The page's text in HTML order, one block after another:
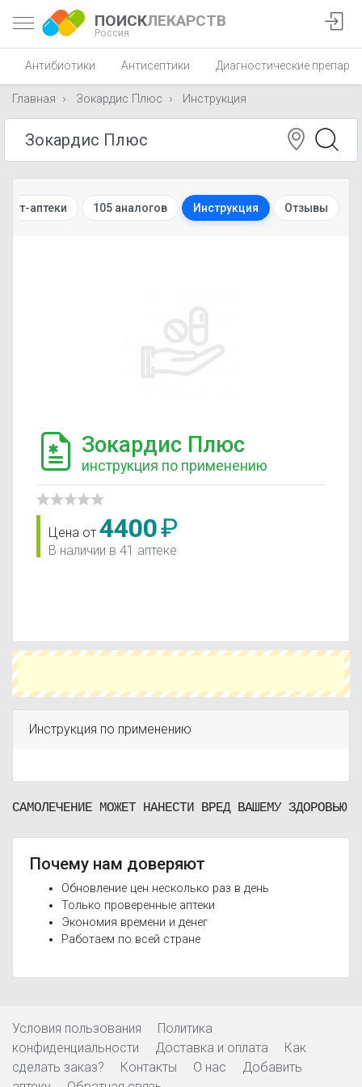
ПОИСКЛЕКАРСТВ
Россия
Антибиотики Антисептики Диагностические
Главная Зокардис Плюс Инструкция
аптеки 105 аналогов Инструкция Отзывы
Зокардис Плюс
инструкция по применению
Цена от 4400₽
В наличии в 41 аптеке
Инструкция по применению
САМОЛЕЧЕНИЕ МОЖЕТ НАНЕСТИ ВРЕД ВАШЕМУ ЗДОРОВЬЮ
Почему нам доверяют
Обновление цен несколько раз в день
Только проверенные аптеки
Экономия времени и денег
Работаем по всей стране
Условия пользования
Политика
конфиденциальности
Доставка и оплата
Как
сделать заказ?
Контакты О нас
Добавить